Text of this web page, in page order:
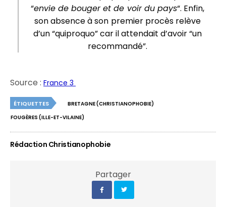
“envie de bouger et de voir du pays“. Enfin,
son absence à son premier procès relève
d’un “quiproquo” car il attendait d’avoir “un
recommandé”.
Source :France 3
ÉTIQUETTES
BRETAGNE (CHRISTIANOPHOBIE)
FOUGÈRES (ILLE-ET-VILAINE)
Rédaction Christianophobie
Partager